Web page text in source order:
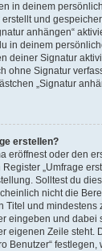
in deinem
und
anhängen“
in deinem
deiner Signatur
ohne Signatur
„Signatur
erstellen?
eröffnest oder den
„Umfrage
Solltest du
nicht die
Titel und mindestens
eingeben und dabei
eigenen Zeile steht.
Benutzer“